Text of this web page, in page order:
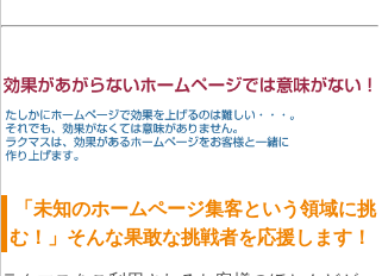
「未知のホームページ集客という領域に挑
む！」そんな果敢な挑戦者を応援します！